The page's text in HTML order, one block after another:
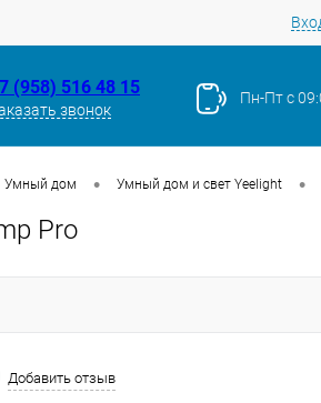
(958) 516 48 15
звонок
Пн-Пт с
Умный дом • Умный дом и свет Yeelight •
Pro
Добавить отзыв